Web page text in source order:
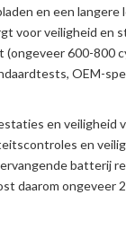
en een langere
voor veiligheid en
600-800
OEM-
en veiligheid
en
batterij
daarom ongeveer